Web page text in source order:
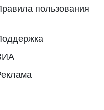
пользования